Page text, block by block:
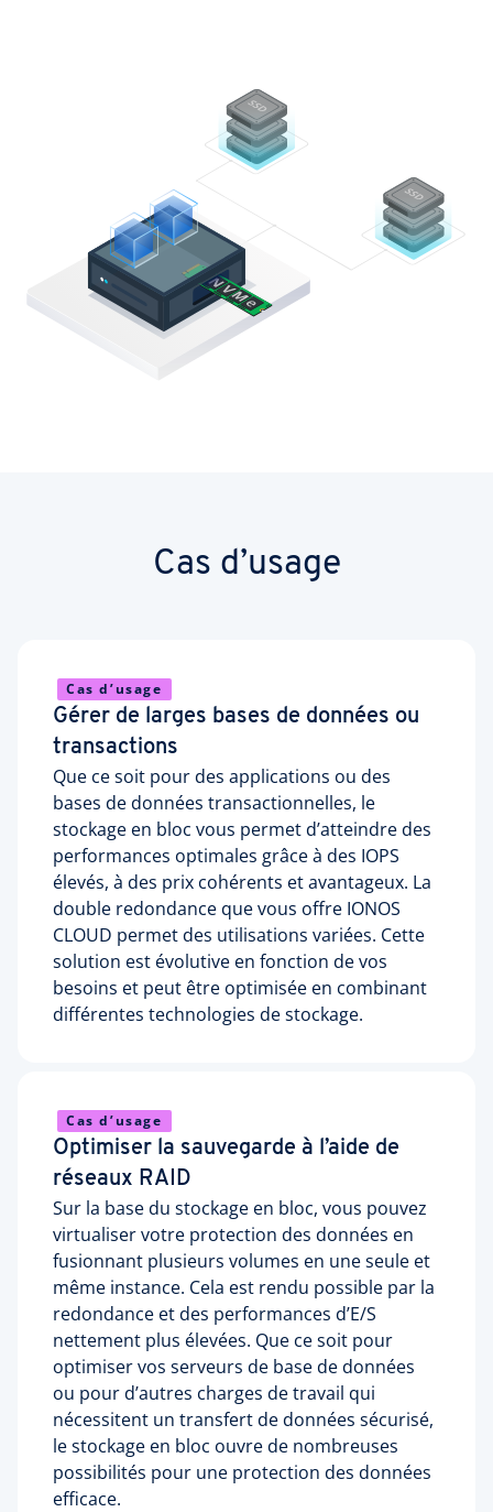
Cas d’usage
Cas d’usage
Gérer de larges bases de données ou
transactions
Que ce soit pour des applications ou des
bases de données transactionnelles, le
stockage en bloc vous permet d’atteindre des
performances optimales grâce à des IOPS
élevés, à des prix cohérents et avantageux. La
double redondance que vous offre IONOS
CLOUD permet des utilisations variées. Cette
solution est évolutive en fonction de vos
besoins et peut être optimisée en combinant
différentes technologies de stockage.
Cas d’usage
Optimiser la sauvegarde à l’aide de
réseaux RAID
Sur la base du stockage en bloc, vous pouvez
virtualiser votre protection des données en
fusionnant plusieurs volumes en une seule et
même instance. Cela est rendu possible par la
redondance et des performances d’E/S
nettement plus élevées. Que ce soit pour
optimiser vos serveurs de base de données
ou pour d’autres charges de travail qui
nécessitent un transfert de données sécurisé,
le stockage en bloc ouvre de nombreuses
possibilités pour une protection des données
efficace.